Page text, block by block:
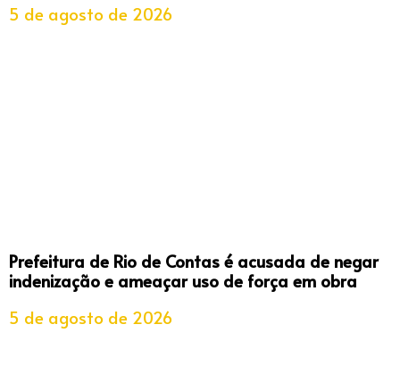
5 de agosto de 2026
Prefeitura de Rio de Contas é acusada de negar
indenização e ameaçar uso de força em obra
5 de agosto de 2026